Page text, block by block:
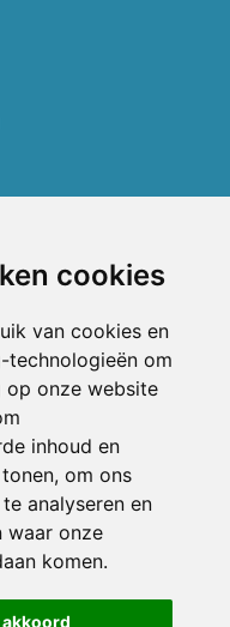
cookies
van cookies en
technologieën om
op onze website
inhoud en
om ons
analyseren en
waar onze
komen.
akkoordvoor Acupunctuur